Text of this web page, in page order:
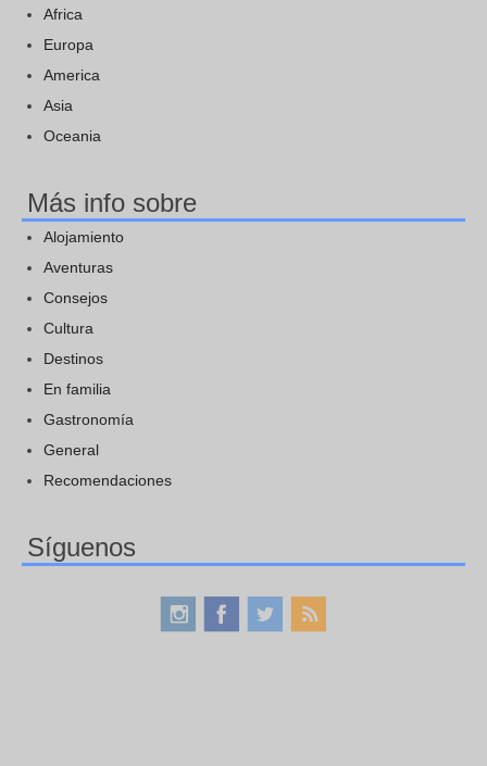
Africa
Europa
America
Asia
Oceania
Más info sobre
Alojamiento
Aventuras
Consejos
Cultura
Destinos
En familia
Gastronomía
General
Recomendaciones
Síguenos